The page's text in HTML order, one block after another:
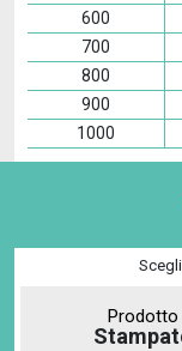
600
700
800
900
1000
Prodotto